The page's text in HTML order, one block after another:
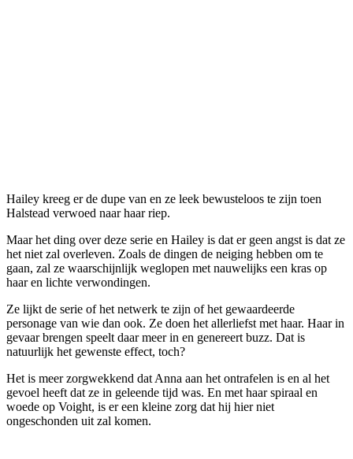
Hailey kreeg er de dupe van en ze leek bewusteloos te zijn toen
Halstead verwoed naar haar riep.
Maar het ding over deze serie en Hailey is dat er geen angst is dat ze
het niet zal overleven. Zoals de dingen de neiging hebben om te
gaan, zal ze waarschijnlijk weglopen met nauwelijks een kras op
haar en lichte verwondingen.
Ze lijkt de serie of het netwerk te zijn of het gewaardeerde
personage van wie dan ook. Ze doen het allerliefst met haar. Haar in
gevaar brengen speelt daar meer in en genereert buzz. Dat is
natuurlijk het gewenste effect, toch?
Het is meer zorgwekkend dat Anna aan het ontrafelen is en al het
gevoel heeft dat ze in geleende tijd was. En met haar spiraal en
woede op Voight, is er een kleine zorg dat hij hier niet
ongeschonden uit zal komen.